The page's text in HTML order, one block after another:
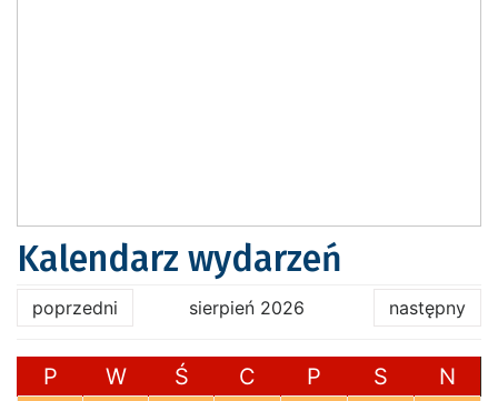
Kalendarz wydarzeń
poprzedni sierpień 2026 następny
P W Ś C P S N